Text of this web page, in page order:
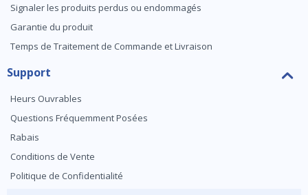
Signaler les produits perdus ou endommagés
Garantie du produit
Temps de Traitement de Commande et Livraison
Support
Heurs Ouvrables
Questions Fréquemment Posées
Rabais
Conditions de Vente
Politique de Confidentialité